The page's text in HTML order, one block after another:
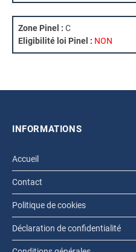
Zone Pinel : C
Eligibilité loi Pinel : NON
INFORMATIONS
Accueil
Contact
Politique de cookies
Déclaration de confidentialité